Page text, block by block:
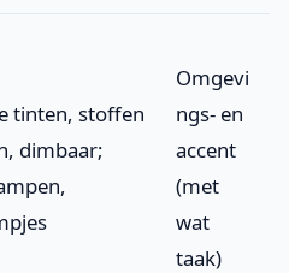
tinten, stoffen
dimbaar;
Omgevi
ngs- en
accent
(met
wat
taak)